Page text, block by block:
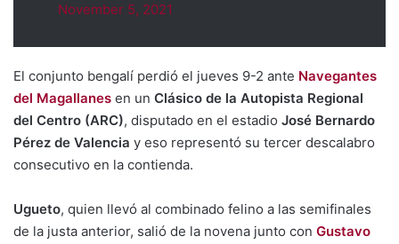
November 5, 2021
El conjunto bengalí perdió el jueves 9-2 ante Navegantes
del Magallanes en un Clásico de la Autopista Regional
del Centro (ARC), disputado en el estadio José Bernardo
Pérez de Valencia y eso representó su tercer descalabro
consecutivo en la contienda.
Ugueto, quien llevó al combinado felino a las semifinales
de la justa anterior, salió de la novena junto con Gustavo